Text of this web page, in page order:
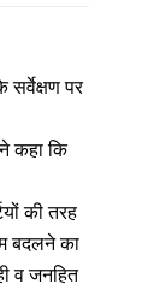
पर
कहा कि
की तरह
बदलने का
व जनहित